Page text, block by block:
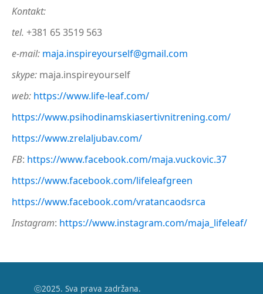
Kontakt:
tel. +381 65 3519 563
e-mail: maja.inspireyourself@gmail.com
skype: maja.inspireyourself
web: https://www.life-leaf.com/
https://www.psihodinamskiasertivnitrening.com/
https://www.zrelaljubav.com/
FB: https://www.facebook.com/maja.vuckovic.37
https://www.facebook.com/lifeleafgreen
https://www.facebook.com/vratancaodsrca
Instagram: https://www.instagram.com/maja_lifeleaf/
ⓒ2025. Sva prava zadržana.